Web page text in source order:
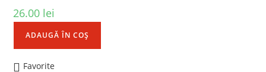
26.00 lei
ADAUGĂ ÎN COȘ
Favorite